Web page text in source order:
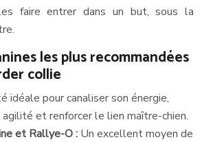
faire entrer dans un but, sous la
les plus recommandées
collie
idéale pour canaliser son énergie,
et renforcer le lien maître-chien.
et Rallye-O : Un excellent moyen de